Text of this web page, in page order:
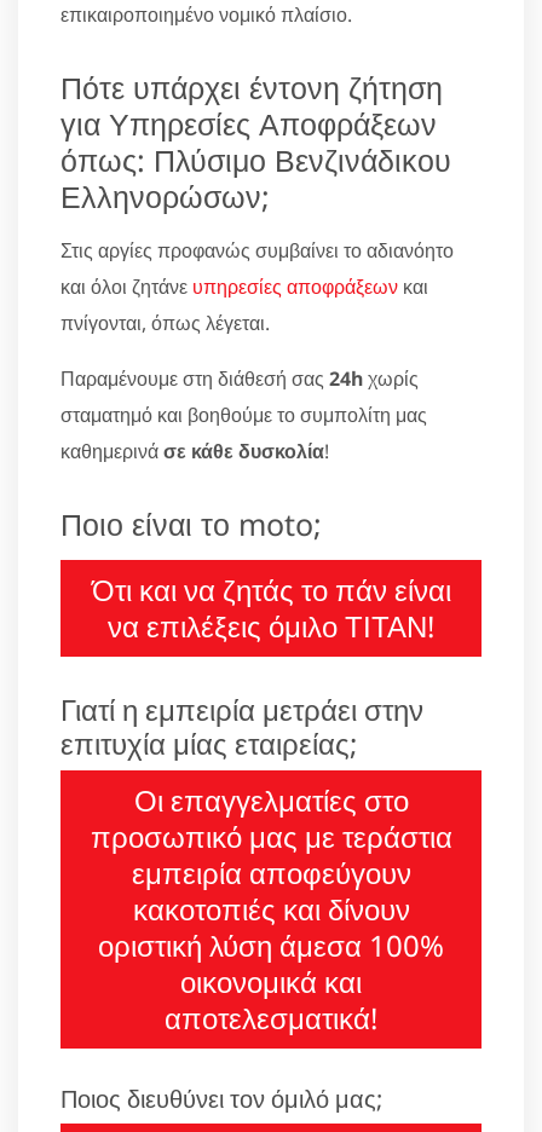
επικαιροποιημένο νομικό πλαίσιο.
Πότε υπάρχει έντονη ζήτηση
για Υπηρεσίες Αποφράξεων
όπως: Πλύσιμο Βενζινάδικου
Ελληνορώσων;
Στις αργίες προφανώς συμβαίνει το αδιανόητο
και όλοι ζητάνε υπηρεσίες αποφράξεων και
πνίγονται, όπως λέγεται.
Παραμένουμε στη διάθεσή σας 24hχωρίς
σταματημό και βοηθούμε το συμπολίτη μας
καθημερινάσε κάθε δυσκολία!
Ποιο είναι το moto;
Ότι και να ζητάς το πάν είναι
να επιλέξεις όμιλο ΤΙΤΑΝ!
Γιατί η εμπειρία μετράει στην
επιτυχία μίας εταιρείας;
Οι επαγγελματίες στο
προσωπικό μας με τεράστια
εμπειρία αποφεύγουν
κακοτοπιές και δίνουν
οριστική λύση άμεσα 100%
οικονομικά και
αποτελεσματικά!
Ποιος διευθύνει τον όμιλό μας;